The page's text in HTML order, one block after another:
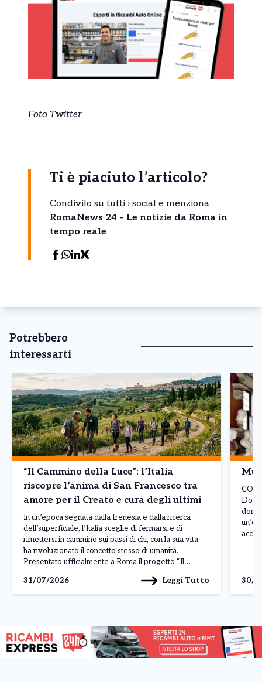
Foto Twitter
Ti è piaciuto l’articolo?
Condivilo su tutti i social e menziona
RomaNews 24 – Le notizie da Roma in
tempo reale
Potrebbero
interessarti
“Il Cammino della Luce”: l’Italia
riscopre l’anima di San Francesco tra
amore per il Creato e cura degli ultimi
In un’epoca segnata dalla frenesia e dalla ricerca
dell’superficiale, l’Italia sceglie di fermarsi e di
rimettersi in cammino sui passi di chi, con la sua vita,
ha rivoluzionato il concetto stesso di umanità.
Presentato ufficialmente a Roma il progetto “Il
un’unica grande rete di percorsi che ricompone […]
31/07/2026 Leggi Tutto
30/